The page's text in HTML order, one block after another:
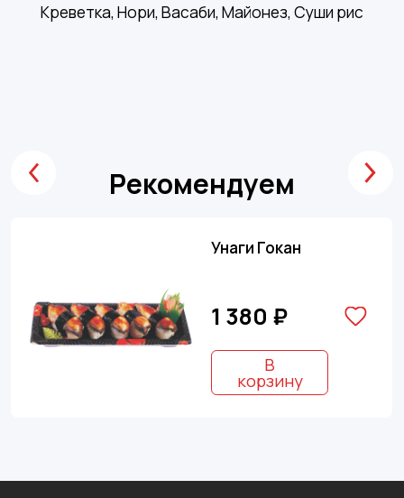
Креветка, Нори, Васаби, Майонез, Суши рис
Рекомендуем
Унаги Гокан
1 380 ₽
В
корзину